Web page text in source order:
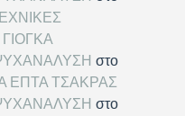
στο
ΕΠΤΑ ΤΣΑΚΡΑΣ
στο